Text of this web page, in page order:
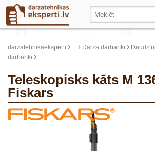
darzatehnikaeksperti › ... › Dārza darbarīki ›
darbarīki ›
Teleskopisks kāts M 136042,
Fiskars